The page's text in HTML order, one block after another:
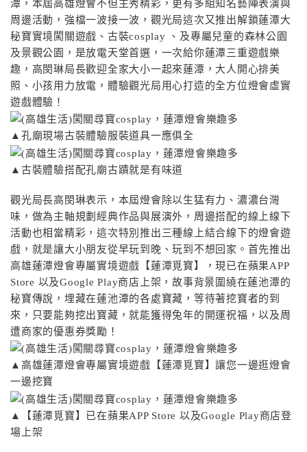
潭，本屆高雄燈會不但主秀精彩，更有多組知名藝陣表演與
周邊活動，強檔一波接一波，觀光局這次又推出解鎖蓮潭大
秘寶實境闖關遊戲、古裝cosplay 、及專屬兒童的森林公園
及景觀公園，是放電天堂首選，一次給你蓮潭三重遊戲樂
趣，高閔琳局長歡迎全家大小一起來蓮潭，大人開心排美
照、小孩用力放電，體驗觀光局用心打造的全方位燈會虛實
遊戲體驗！
▲孔廟現場古裝體驗服裝道具一應俱全
▲古裝體驗搭配孔廟古蹟就是有味道
觀光局長高閔琳表示，本屆燈會除以生猛有力、濃濃台灣
味，做為主軸規劃經典作品與展演外，周邊搭配的線上線下
活動也相當精彩，這次特別推出三種線上結合線下的燈會遊
戲，就是讓大小朋友從早玩到晚、玩到不想回家。首先推出
高雄蓮潭燈會專屬實境遊戲【蓮潭覓寶】，現已在蘋果APP
Store 以及Google Play商店上架，故事背景圍繞在蓮池潭的
秘寶傳說，埋藏在蓮池潭的各處寶藏，等待著挖寶者的到
來，只要能夠挖出寶藏，就能獲得兔年的開運祝福，以及周
遭商家的優惠券獎勵！
▲高雄蓮潭燈會專屬實境遊戲【蓮潭覓寶】讓您一邊逛燈會
一邊挖寶
▲【蓮潭覓寶】已在蘋果APP Store 以及Google Play商店登
場上架